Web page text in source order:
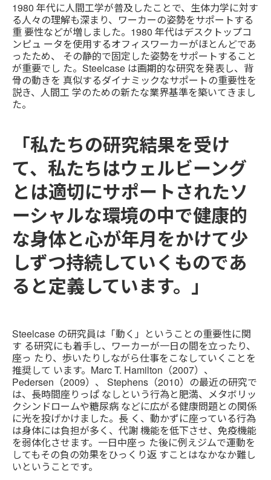
1980 年代に人間工学が普及したことで、生体力学に対す
る人々の理解も深まり、ワーカーの姿勢をサポートする
重 要性などが増しました。1980 年代はデスクトップコ
ンピュ ータを使用するオフィスワーカーがほとんどであ
ったため、 その静的で固定した姿勢をサポートすること
が重要でし た。Steelcase は画期的な研究を発表し、背
骨の動きを 真似するダイナミックなサポートの重要性を
説き、人間工 学のための新たな業界基準を築いてきまし
た。
「私たちの研究結果を受け
て、私たちはウェルビーング
とは適切にサポートされたソ
ーシャルな環境の中で健康的
な身体と心が年月をかけて少
しずつ持続していくものであ
ると定義しています。」
Steelcase の研究員は「動く」ということの重要性に関
す る研究にも着手し、ワーカーが一日の間を立ったり、
座っ たり、歩いたりしながら仕事をこなしていくことを
推奨して います。Marc T. Hamilton（2007）、
Pedersen（2009）、 Stephens（2010）の最近の研究で
は、長時間座りっぱ なしという行為と肥満、メタボリッ
クシンドロームや糖尿病 などに広がる健康問題との関係
に光を投げかけました。長 く、動かずに座っている行為
は身体には負担が多く、代謝 機能を低下させ、免疫機能
を弱体化させます。一日中座っ た後に例えジムで運動を
してもその負の効果をひっくり返 すことはなかなか難し
いということです。